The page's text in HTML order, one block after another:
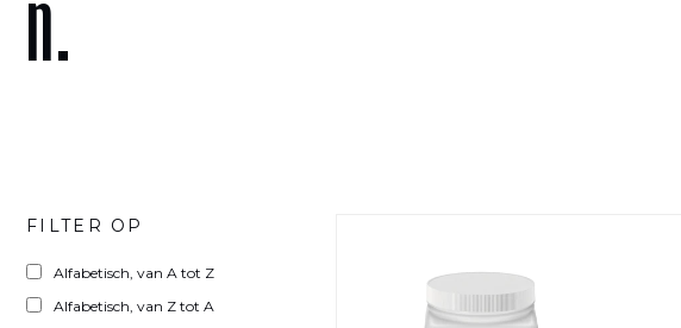
n.
FILTER OP
Alfabetisch, van A tot Z
Alfabetisch, van Z tot A